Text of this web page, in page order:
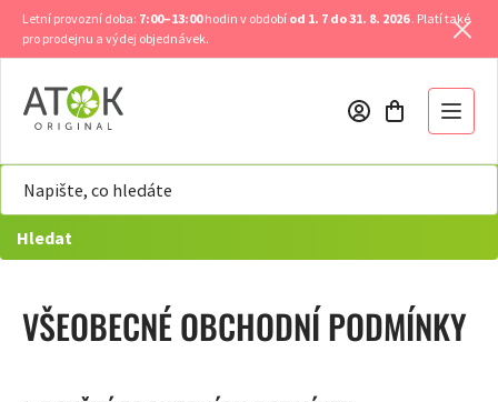
Přejít
obsah
Letní provozní doba: 7:00–13:00hodin v období od 1. 7 do 31. 8. 2026. Platí také
pro prodejnu a výdej objednávek.
Hledat
VŠEOBECNÉ OBCHODNÍ PODMÍNKY